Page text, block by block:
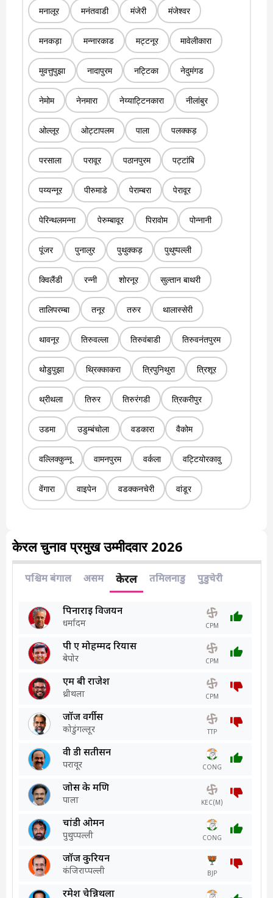
मनालूर मनंतवाडी मंजेरी मंजेश्वर
मनकड़ा मन्नारकाड मट्टनूर मावेलीकारा
मुवत्तुपुझा नादापुरम नट्टिका नेदुमंगड
नेमोम नेनमारा नेय्याट्टिनकारा नीलांबुर
ओल्लूर ओट्टापलम पाला पलक्कड़
परसाला परावूर पठानपुरम पट्टांबि
पय्यन्नूर पीरुमाडे पेराम्बरा पेरावूर
पेरिन्थलमन्ना पेरुम्बावूर पिरावोम पोन्नानी
पूंजर पुनालुर पुथुक्कड़ पुथुप्पल्ली
क्विलैंडी रन्नी शोरनूर सुल्तान बाथरी
तालिपरम्बा तनूर तरुर थालास्सेरी
थावनूर तिरुवल्ला तिरुवंबाडी तिरुवनंतपुरम
थोडुपुझा थ्रिक्काकरा त्रिपुनिथुरा त्रिशूर
थ्रीथला तिरुर तिरुरंगडी त्रिकरीपुर
उडमा उडुम्बंचोला वडकारा वैकोम
वल्लिक्कुन्नू वामनपुरम वर्कला वट्टियोरकावु
वेंगारा वाइपेन वडक्कनचेरी वांडूर
केरल चुनाव प्रमुख उम्मीदवार 2026